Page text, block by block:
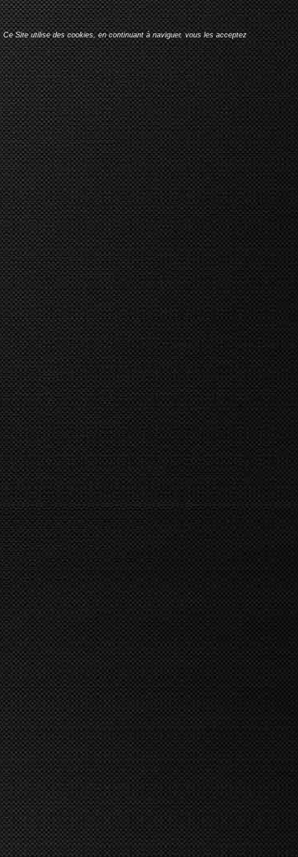
Ce Site utilise des cookies, en continuant à naviguer, vous les acceptez